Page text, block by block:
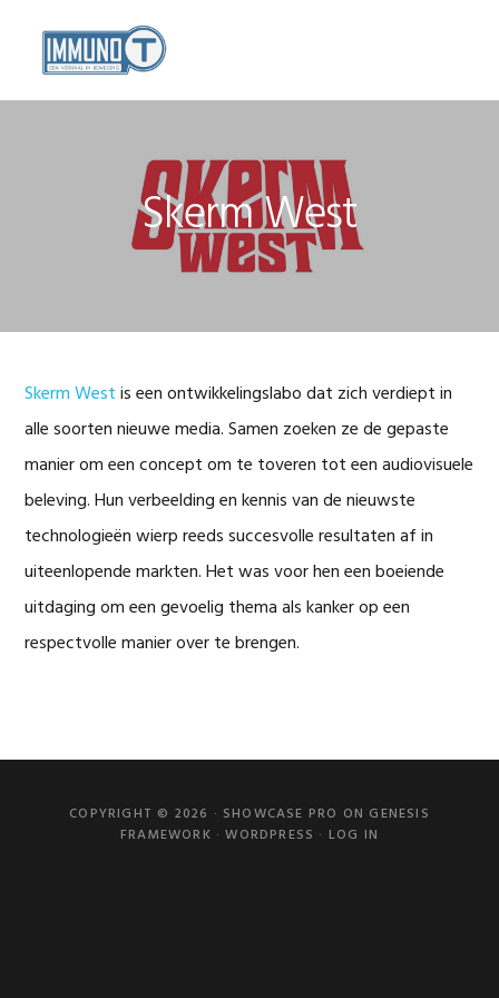
hoofdnavigatie
hoofd
Skerm West
Skerm Westis een ontwikkelingslabo dat zich verdiept in
alle soorten nieuwe media. Samen zoeken ze de gepaste
manier om een concept om te toveren tot een audiovisuele
beleving. Hun verbeelding en kennis van de nieuwste
technologieën wierp reeds succesvolle resultaten af in
uiteenlopende markten. Het was voor hen een boeiende
uitdaging om een gevoelig thema als kanker op een
respectvolle manier over te brengen.
COPYRIGHT © 2026 · SHOWCASE PRO ON GENESIS
FRAMEWORK ·WORDPRESS · LOG IN